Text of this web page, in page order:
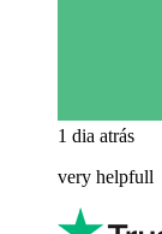
1 dia atrás
very helpfull